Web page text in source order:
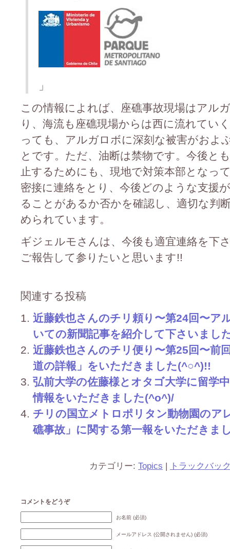
」
この情報によれば、座礁事故現場はアル
り、海流も座礁現場からは西に流れてい
っても、アルガロボに深刻な被害がお
とです。ただ、油断は禁物です。今後と
止するためにも、現地で対策本部となっ
密接に連絡をとり、今後どのような支援
ることがあるか否かを確認し、適切な判
められています。
ギジェルモさんは、今後も適宜連絡を下
ご報告して参りたいと思います!!
関連する投稿
近藤鉄也さんのチリ頼り〜第24回〜ア
いての新聞記事を紹介して下さいまし
近藤鉄也さんのチリ便り〜第25回〜前
道の詳報」をいただきました(^○^)!!
弘前大学の佐藤様とオタゴ大学に留学
情報をいただきました(^o^)/
チリの国立メトロポリタン動物園のア
礁事故」に関する第一報をいただきま
カテゴリー: Topics | トラックバッ
コメントをどうぞ
お名前 (必須)
メールアドレス (公開されません) (必須)